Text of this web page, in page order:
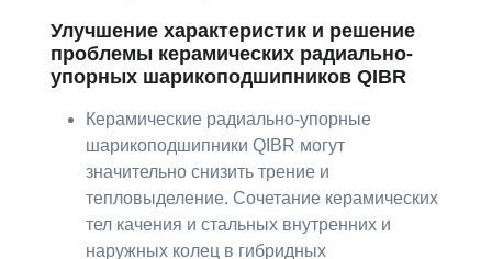
Улучшение характеристик и решение
проблемы керамических радиально-
упорных шарикоподшипников QIBR
Керамические радиально-упорные
шарикоподшипники QIBR могут
значительно снизить трение и
тепловыделение. Сочетание керамических
тел качения и стальных внутренних и
наружных колец в гибридных